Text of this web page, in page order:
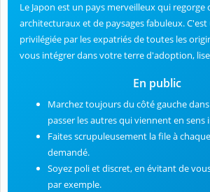
Le Japon est un pays merveilleux qui regorge
architecturaux et de paysages fabuleux.
privilégiée par les expatriés de toutes les
vous intégrer dans votre terre d'adoption,
En public
Marchez toujours du côté gauche
passer les autres qui viennent en sens
Faites scrupuleusement la file à
demandé.
Soyez poli et discret, en évitant de
par exemple.